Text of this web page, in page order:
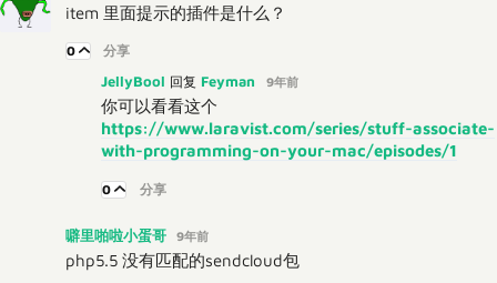
item 里面提示的插件是什么？
0 分享
JellyBool 回复 Feyman 9年前
你可以看看这个
https://www.laravist.com/series/stuff-associate-
with-programming-on-your-mac/episodes/1
0 分享
噼里啪啦小蛋哥 9年前
php5.5 没有匹配的sendcloud包